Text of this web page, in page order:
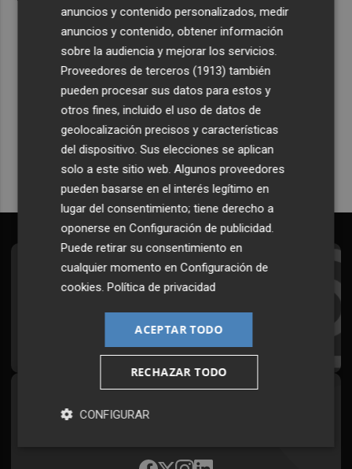
Recibe toda la actualidad de
Plaza Podcast en tu correo
Quiero suscribirme
Suscríbete al Boletín
¡Quiero suscribirme!
Síguenos en redes
anuncios y contenido personalizados, medir
anuncios y contenido, obtener información
sobre la audiencia y mejorar los servicios.
Proveedores de terceros (1913) también
pueden procesar sus datos para estos y
otros fines, incluido el uso de datos de
geolocalización precisos y características
del dispositivo. Sus elecciones se aplican
solo a este sitio web. Algunos proveedores
pueden basarse en el interés legítimo en
lugar del consentimiento; tiene derecho a
oponerse enConfiguración de publicidad.
Puede retirar su consentimiento en
cualquier momento enConfiguración de
cookies.Política de privacidad
ACEPTAR TODO
RECHAZAR TODO
CONFIGURAR